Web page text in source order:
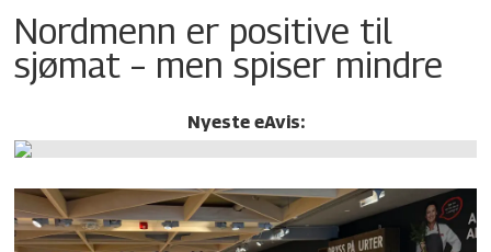
Nordmenn er positive til
sjømat – men spiser mindre
Nyeste eAvis: